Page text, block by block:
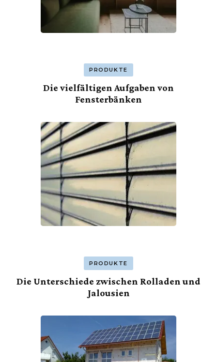
PRODUKTE
Die vielfältigen Aufgaben von
Fensterbänken
PRODUKTE
Die Unterschiede zwischen Rolladen und
Jalousien